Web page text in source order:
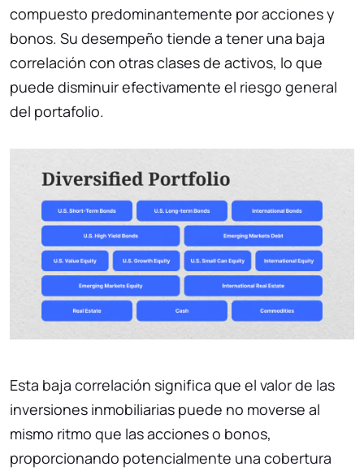
compuesto predominantemente por acciones y
bonos. Su desempeño tiende a tener una baja
correlación con otras clases de activos, lo que
puede disminuir efectivamente el riesgo general
del portafolio.
Esta baja correlación significa que el valor de las
inversiones inmobiliarias puede no moverse al
mismo ritmo que las acciones o bonos,
proporcionando potencialmente una cobertura